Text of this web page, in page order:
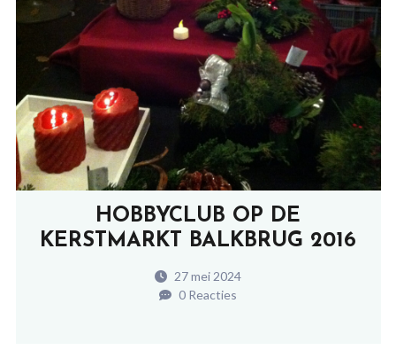
HOBBYCLUB OP DE
KERSTMARKT BALKBRUG 2016
27 mei 2024
0 Reacties